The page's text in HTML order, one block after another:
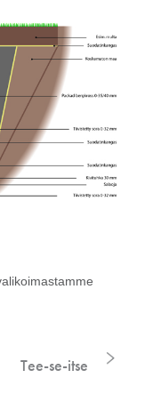
Tee-se-itse